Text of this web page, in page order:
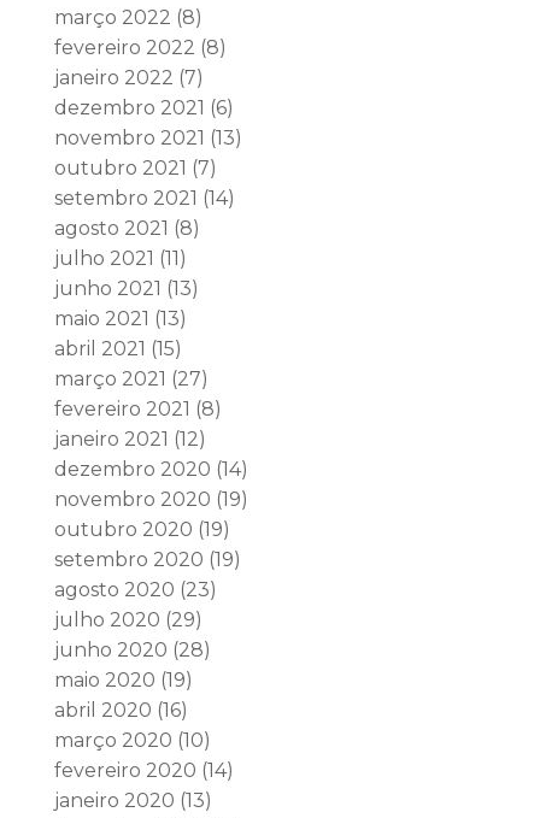
março 2022 (8)
fevereiro 2022 (8)
janeiro 2022 (7)
dezembro 2021 (6)
novembro 2021 (13)
outubro 2021 (7)
setembro 2021 (14)
agosto 2021 (8)
julho 2021 (11)
junho 2021 (13)
maio 2021 (13)
abril 2021 (15)
março 2021 (27)
fevereiro 2021 (8)
janeiro 2021 (12)
dezembro 2020 (14)
novembro 2020 (19)
outubro 2020 (19)
setembro 2020 (19)
agosto 2020 (23)
julho 2020 (29)
junho 2020 (28)
maio 2020 (19)
abril 2020 (16)
março 2020 (10)
fevereiro 2020 (14)
janeiro 2020 (13)